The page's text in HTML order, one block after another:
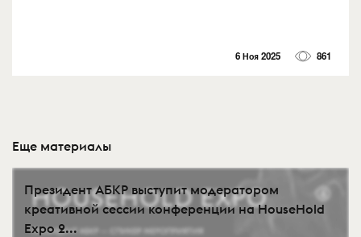
6 Ноя 2025 861
Еще материалы
Президент АБКР выступит модератором
креативной сессии конференции на HouseHold
Expo 2...